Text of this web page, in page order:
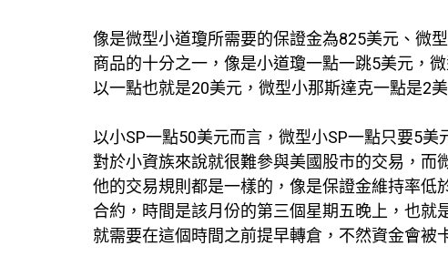
像是微型小道瓊所需要的保證金為825美元、微
商品的十分之一，像是小道瓊一點一跳5美元，
以一點也就是20美元，微型小那斯達克一點是2美
以小SP一點50美元而言，微型小SP一點只要5
對於小資族來說就很難參與美國股市的交易，而
他的交易規則都是一樣的，像是保證金維持率低
合約，時間是該月份的第三個星期五晚上，也就
就需要在這個時間之前提早轉倉，不然資金會被